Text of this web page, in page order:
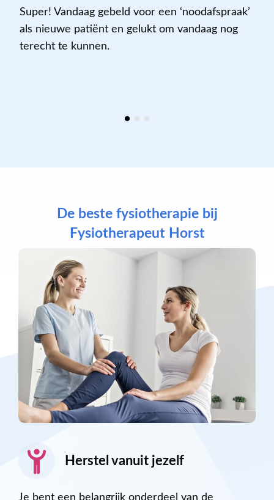
Super! Vandaag gebeld voor een ‘noodafspraak’
als nieuwe patiënt en gelukt om vandaag nog
terecht te kunnen.
De beste fysiotherapie bij
Fysiotherapeut Horst
Herstel vanuit jezelf
Je bent een belangrijk onderdeel van de